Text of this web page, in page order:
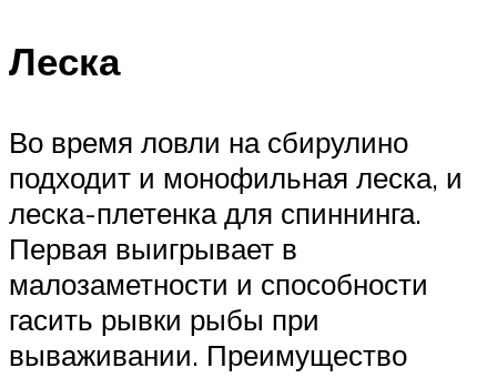
Леска
Во время ловли на сбирулино
подходит и монофильная леска, и
леска-плетенка для спиннинга.
Первая выигрывает в
малозаметности и способности
гасить рывки рыбы при
вываживании. Преимущество